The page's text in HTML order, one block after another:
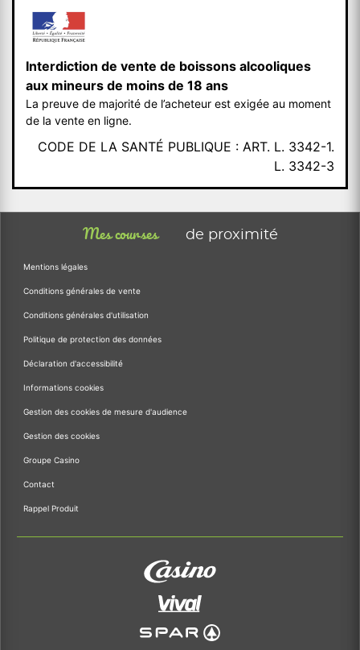
Interdiction de vente de boissons alcooliques
aux mineurs de moins de 18 ans
La preuve de majorité de l’acheteur est exigée au moment
de la vente en ligne.
CODE DE LA SANTÉ PUBLIQUE : ART. L. 3342-1.
L. 3342-3
Mes courses de proximité
Mentions légales
Conditions générales de vente
Conditions générales d'utilisation
Politique de protection des données
Déclaration d'accessibilité
Informations cookies
Gestion des cookies de mesure d'audience
Gestion des cookies
Groupe Casino
Contact
Rappel Produit